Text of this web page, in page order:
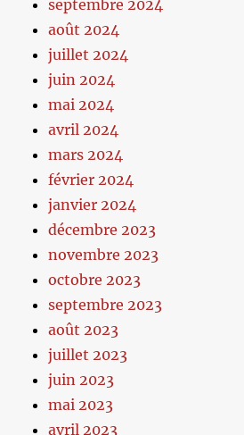
septembre 2024
août 2024
juillet 2024
juin 2024
mai 2024
avril 2024
mars 2024
février 2024
janvier 2024
décembre 2023
novembre 2023
octobre 2023
septembre 2023
août 2023
juillet 2023
juin 2023
mai 2023
avril 2023